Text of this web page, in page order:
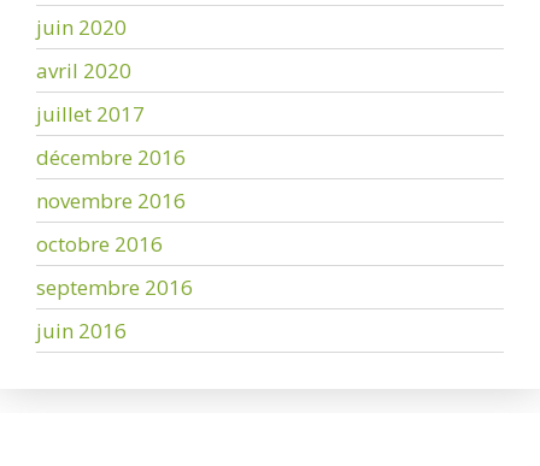
juin 2020
avril 2020
juillet 2017
décembre 2016
novembre 2016
octobre 2016
septembre 2016
juin 2016